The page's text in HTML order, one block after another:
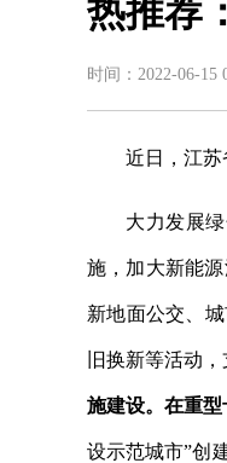
热推荐
时间：2022-06-
近日，江苏
大力发展
施，加大新能
新地面公交、
旧换新等活动
施建设。在重
设示范城市”创